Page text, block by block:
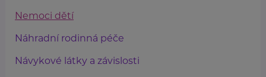
Nemoci dětí
Náhradní rodinná péče
Návykové látky a závislosti